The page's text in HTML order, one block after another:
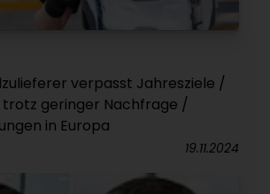
verpasst Jahresziele /
trotz geringer Nachfrage /
in Europa
19.11.2024